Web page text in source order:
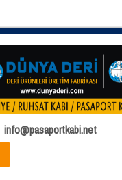
info@pasaportkabi.net